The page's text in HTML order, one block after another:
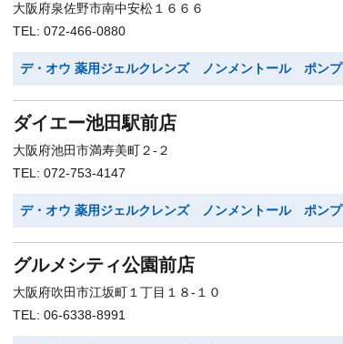
大阪府泉佐野市南中安松１６６６
TEL: 072-466-0880
デ・オウ 薬用ジェルクレンズ ノンメントール ポンプ
ダイエー池田駅前店
大阪府池田市満寿美町２-２
TEL: 072-753-4147
デ・オウ 薬用ジェルクレンズ ノンメントール ポンプ
グルメシティ公園前店
大阪府吹田市江坂町１丁目１８-１０
TEL: 06-6338-8991